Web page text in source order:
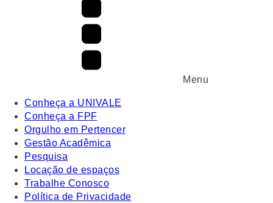
Menu
Conheça a UNIVALE
Conheça a FPF
Orgulho em Pertencer
Gestão Acadêmica
Pesquisa
Locação de espaços
Trabalhe Conosco
Política de Privacidade